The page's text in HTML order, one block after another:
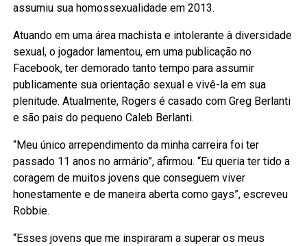
assumiu sua homossexualidade em 2013.
Atuando em uma área machista e intolerante à diversidade
sexual, o jogador lamentou, em uma publicação no
Facebook, ter demorado tanto tempo para assumir
publicamente sua orientação sexual e vivê-la em sua
plenitude. Atualmente, Rogers é casado com Greg Berlanti
e são pais do pequeno Caleb Berlanti.
“Meu único arrependimento da minha carreira foi ter
passado 11 anos no armário”, afirmou. “Eu queria ter tido a
coragem de muitos jovens que conseguem viver
honestamente e de maneira aberta como gays”, escreveu
Robbie.
“Esses jovens que me inspiraram a superar os meus